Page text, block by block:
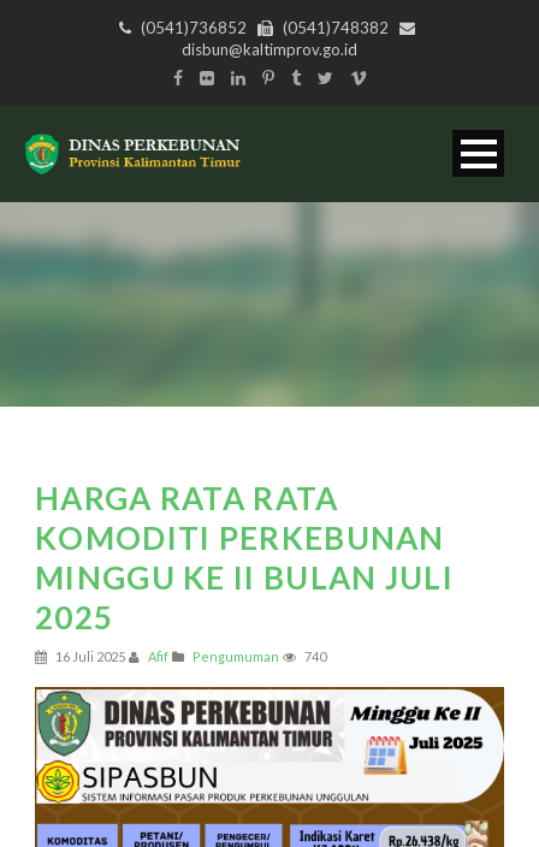
(0541)736852
(0541)748382
disbun@kaltimprov.go.id
HARGA RATA RATA
KOMODITI PERKEBUNAN
MINGGU KE II BULAN JULI
2025
16 Juli 2025 Afif Pengumuman 740